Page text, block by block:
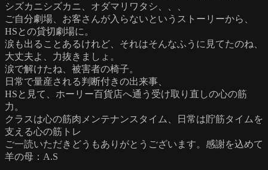
シズカニシズカニ、オダマリワタシ、、、
ご自分劇場、お客さんが入らないというストーリーから、
HSとの貸切劇場に。
涙も出ることあるけれど、それはそんなふうに見てたのね、
大丈夫よ、力抜きましょ。
涙で解けたね、被害者の椅子。
日常で量産される判断付きの出来事、
HSと見て、ホーリー百貨店へ通う受け取り直しの心の筋
力。
クラスは心の筋肉メンテナンスタイム、日常は貯筋タイムを
支える心の筋トレ
ご一読いただきどうもありがとうございます。感謝を込めて
羊の母：A.S